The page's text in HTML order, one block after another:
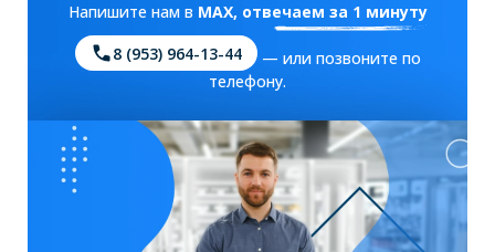
Напишите нам в MAX, отвечаем за 1 минуту
8 (953) 964-13-44
— или позвоните по
телефону.